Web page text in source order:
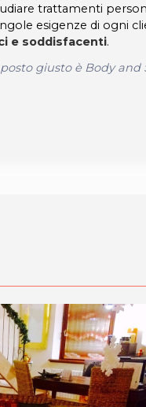
trattamenti
esigenze di ogni
e soddisfacenti.
giusto è Body and